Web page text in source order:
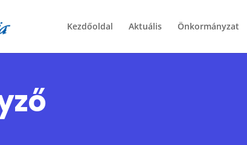
Kezdőoldal Aktuális Önkormányzat